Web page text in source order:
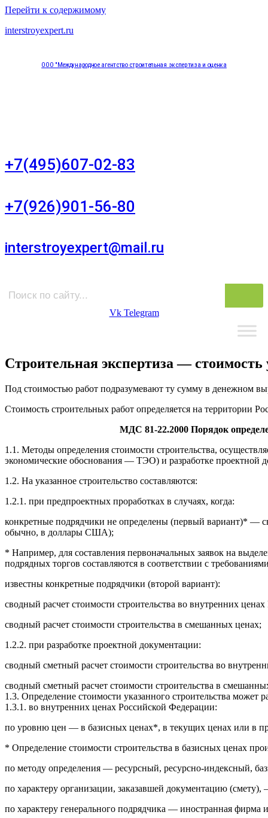
Перейти к содержимому
interstroyexpert.ru
ООО "Международное агентство строительная экспертиза и оценка
+7(495)607-02-83
+7(926)901-56-80
interstroyexpert@mail.ru
Vk Telegram
Строительная экспертиза —
Под стоимостью работ подразумевают ту сумму в денежном
Стоимость строительных работ определяется на территории
МДС 81-22.2000 Порядок
1.1. Методы определения стоимости строительства,
экономические обоснования — ТЭО) и разработке проектной
1.2. На указанное строительство составляются:
1.2.1. при предпроектных проработках в случаях, когда:
конкретные подрядчики не определены (первый вариант)* —
обычно, в доллары США);
* Например, для составления первоначальных заявок на
подрядных торгов составляются в соответствии с
известны конкретные подрядчики (второй вариант):
сводный расчет стоимости строительства во внутренних
сводный расчет стоимости строительства в смешанных ценах;
1.2.2. при разработке проектной документации:
сводный сметный расчет стоимости строительства во
сводный сметный расчет стоимости строительства в
1.3. Определение стоимости указанного строительства может
1.3.1. во внутренних ценах Российской Федерации:
по уровню цен — в базисных ценах*, в текущих ценах или в
* Определение стоимости строительства в базисных ценах
по методу определения — ресурсный, ресурсно-индексный,
по характеру организации, заказавшей документацию
по характеру генерального подрядчика — иностранная фирма